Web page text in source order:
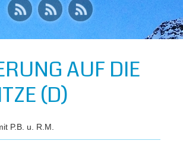
AUF DIE
(D)
P.B. u. R.M.